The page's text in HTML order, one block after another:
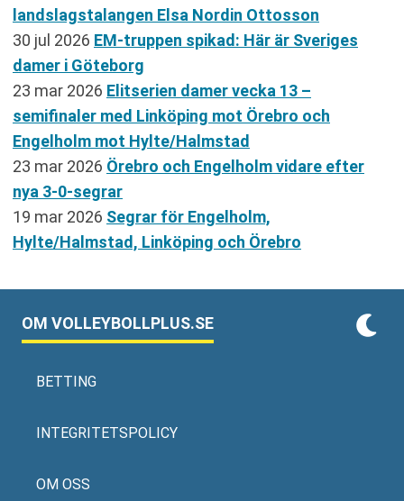
landslagstalangen Elsa Nordin Ottosson
30 jul 2026 EM-truppen spikad: Här är Sveriges
damer i Göteborg
23 mar 2026 Elitserien damer vecka 13 –
semifinaler med Linköping mot Örebro och
Engelholm mot Hylte/Halmstad
23 mar 2026 Örebro och Engelholm vidare efter
nya 3-0-segrar
19 mar 2026 Segrar för Engelholm,
Hylte/Halmstad, Linköping och Örebro
OM VOLLEYBOLLPLUS.SE
BETTING
INTEGRITETSPOLICY
OM OSS